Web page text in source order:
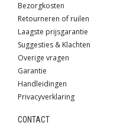
Bezorgkosten
Retourneren of ruilen
Laagste prijsgarantie
Suggesties & Klachten
Overige vragen
Garantie
Handleidingen
Privacyverklaring
CONTACT